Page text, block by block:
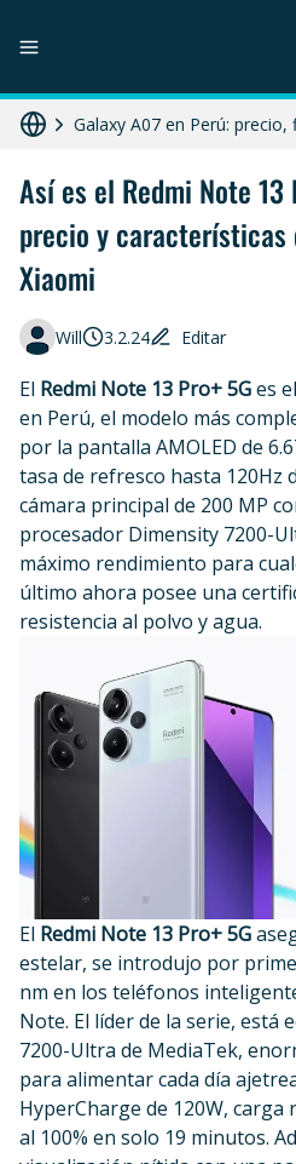
Así es el Redmi Note 13
precio y características
Xiaomi
Will 3.2.24 Editar
El Redmi Note 13 Pro+ 5Ges
en Perú, el modelo más
por la pantalla AMOLED de
tasa de refresco hasta 120Hz
cámara principal de 200 MP
procesador Dimensity 7200-
máximo rendimiento para
último ahora posee una
resistencia al polvo y agua.
El Redmi Note 13 Pro+ 5G
estelar, se introdujo por
nm en los teléfonos
Note. El líder de la serie, está
7200-Ultra de MediaTek,
para alimentar cada día
HyperCharge de 120W,
al 100% en solo 19 minutos.